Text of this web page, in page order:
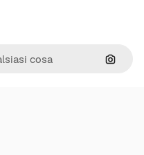
Cerca